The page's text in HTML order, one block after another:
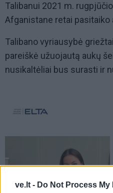
ve.lt - Do Not Process
Talibanui 2021 m.
Afganistane retai
Talibano vyriausybė
pareiškė užuojautą aukų
nusikaltėliai bus surasti ir